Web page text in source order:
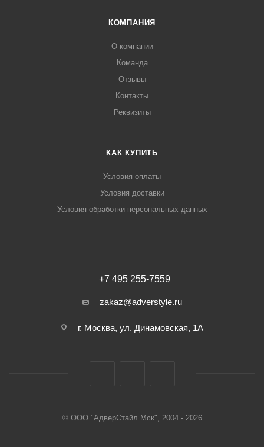
КОМПАНИЯ
О компании
Команда
Отзывы
Контакты
Реквизиты
КАК КУПИТЬ
Условия оплаты
Условия доставки
Условия обработки персональных данных
+7 495 255-7559
zakaz@adverstyle.ru
г. Москва, ул. Динамовская, 1А
© ООО "АдверСтайл Мск", 2004 - 2026